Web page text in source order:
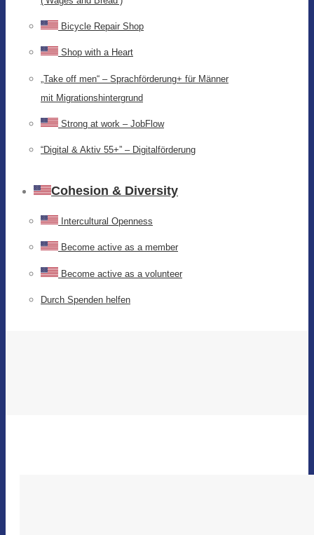
Bicycle Repair Shop
Shop with a Heart
„Take off men“ – Sprachförderung+ für Männer
mit Migrationshintergrund
Strong at work – JobFlow
“Digital & Aktiv 55+” – Digitalförderung
Cohesion & Diversity
Intercultural Openness
Become active as a member
Become active as a volunteer
Durch Spenden helfen